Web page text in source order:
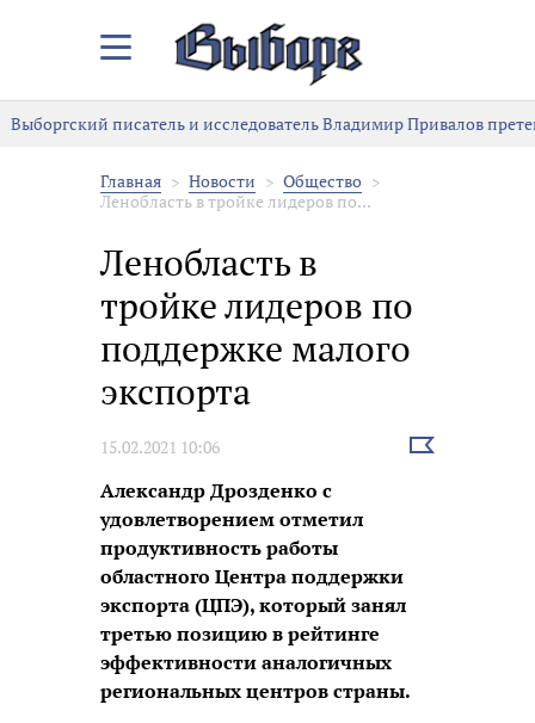
Закрыть/
меню
Выборгский писатель и исследователь Владимир Привалов
Главная Новости
Общество
Ленобласть в тройке лидеров по...
Ленобласть в
тройке лидеров по
поддержке малого
экспорта
15.02.2021 10:06
Выбрать
Александр Дрозденко с
удовлетворением отметил
продуктивность работы
областного Центра поддержки
экспорта (ЦПЭ), который занял
третью позицию в рейтинге
эффективности аналогичных
региональных центров страны.